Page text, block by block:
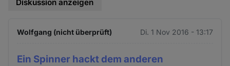
Diskussion anzeigen
Wolfgang (nicht überprüft) Di. 1 Nov 2016 - 13:17
Ein Spinner hackt dem anderen